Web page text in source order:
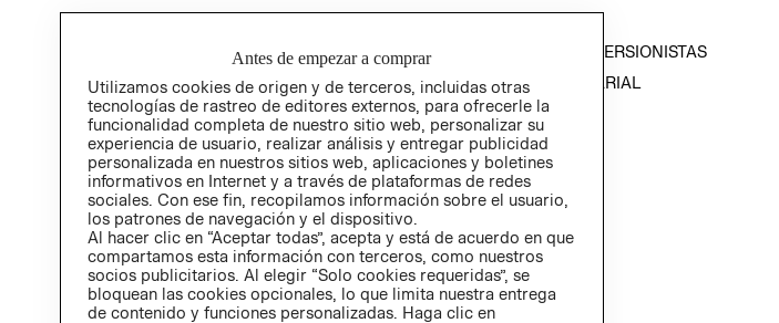
RELACIÓN CON INVERSIONISTAS
POLÍTICA EMPRESARIAL
Antes de empezar a comprar
Utilizamos cookies de origen y de terceros, incluidas otras
tecnologías de rastreo de editores externos, para ofrecerle la
funcionalidad completa de nuestro sitio web, personalizar su
experiencia de usuario, realizar análisis y entregar publicidad
personalizada en nuestros sitios web, aplicaciones y boletines
informativos en Internet y a través de plataformas de redes
sociales. Con ese fin, recopilamos información sobre el usuario,
los patrones de navegación y el dispositivo.
Al hacer clic en “Aceptar todas”, acepta y está de acuerdo en que
compartamos esta información con terceros, como nuestros
socios publicitarios. Al elegir “Solo cookies requeridas”, se
bloquean las cookies opcionales, lo que limita nuestra entrega
de contenido y funciones personalizadas. Haga clic en